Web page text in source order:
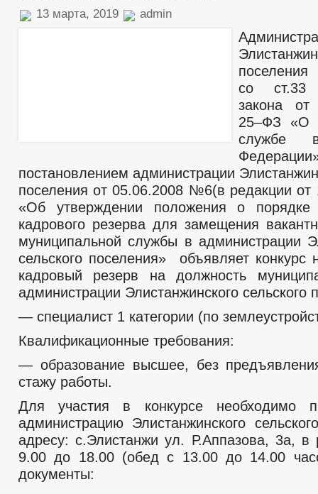
13 марта, 2019 admin
поселения
со ст.33
закона
25–ФЗ «О
службе
постановлением администрации
поселения от 05.06.2008 №6(в редакции
«Об утверждении положения о порядке
кадрового резерва для замещения
муниципальной службы в администрации
сельского поселения» объявляет конкурс
кадровый резерв на должность
администрации Элистанжинского сельского
— специалист 1 категории (по
Квалификационные требования:
— образование высшее, без
стажу работы.
Для участия в конкурсе необходимо
администрацию Элистанжинского
адресу: с.Элистанжи ул. Р.Аппазова, 3а,
9.00 до 18.00 (обед с 13.00 до 14.00
документы: